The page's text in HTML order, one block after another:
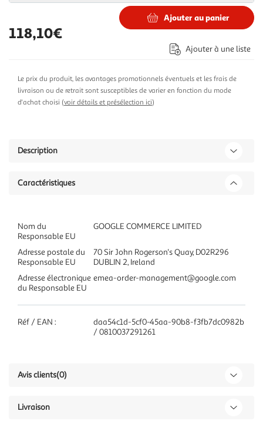
118,10€
Ajouter au panier
Ajouter à une liste
Le prix du produit, les avantages promotionnels éventuels et les frais de
livraison ou de retrait sont susceptibles de varier en fonction du mode
d'achat choisi (voir détails et présélection ici)
Description
Caractéristiques
Nom du
Responsable EU
GOOGLE COMMERCE LIMITED
Adresse postale du
Responsable EU
70 Sir John Rogerson's Quay, D02R296
DUBLIN 2, Ireland
Adresse électronique
du Responsable EU
emea-order-management@google.com
Réf / EAN :
daa54c1d-5cf0-45aa-90b8-f3fb7dc0982b
/ 0810037291261
Avis clients(0)
Livraison